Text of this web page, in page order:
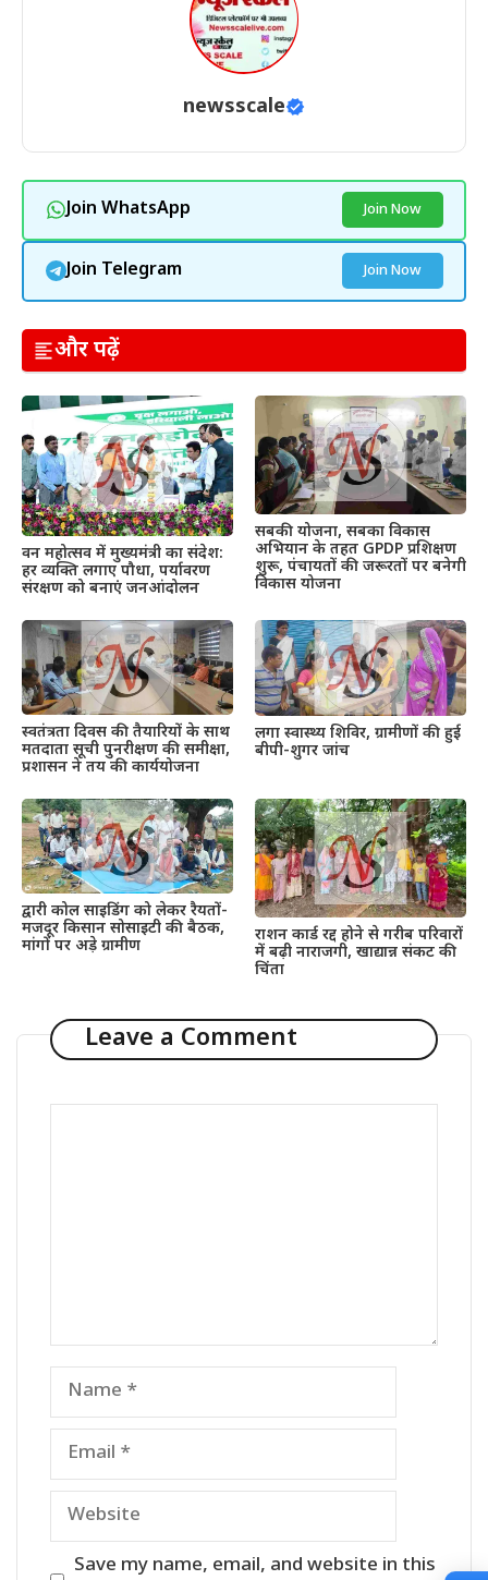
newsscale
Join WhatsApp Join Now
Join Telegram Join Now
और पढ़ें
वन महोत्सव में मुख्यमंत्री का संदेश:
हर व्यक्ति लगाए पौधा, पर्यावरण
संरक्षण को बनाएं जनआंदोलन
सबकी योजना, सबका विकास
अभियान के तहत GPDP प्रशिक्षण
शुरू, पंचायतों की जरूरतों पर बनेगी
विकास योजना
स्वतंत्रता दिवस की तैयारियों के साथ
मतदाता सूची पुनरीक्षण की समीक्षा,
प्रशासन ने तय की कार्ययोजना
लगा स्वास्थ्य शिविर, ग्रामीणों की हुई
बीपी-शुगर जांच
द्वारी कोल साइडिंग को लेकर रैयतों-
मजदूर किसान सोसाइटी की बैठक,
मांगों पर अड़े ग्रामीण
राशन कार्ड रद्द होने से गरीब परिवारों
में बढ़ी नाराजगी, खाद्यान्न संकट की
चिंता
Leave a Comment
Name
Email
Website
Save my name, email, and website in this